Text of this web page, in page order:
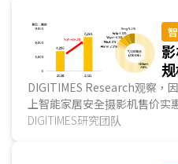
DIGITIMES Research观察，
上智能家居安全摄影机售价
物、婴幼儿监控等因素，
DIGITIMES研究团队